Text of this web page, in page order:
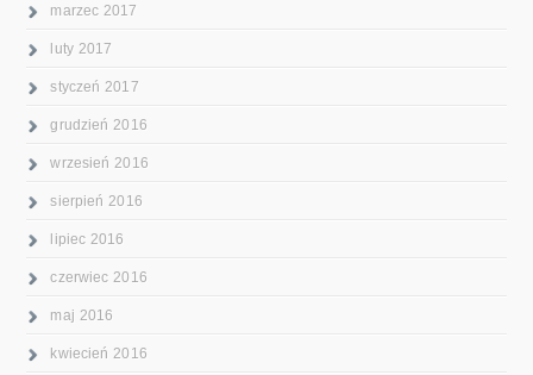
marzec 2017
luty 2017
styczeń 2017
grudzień 2016
wrzesień 2016
sierpień 2016
lipiec 2016
czerwiec 2016
maj 2016
kwiecień 2016